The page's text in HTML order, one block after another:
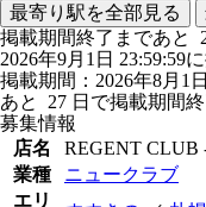
最寄り駅を全部見る
掲載期間終了まであと
2026年9月1日 23:59:59
掲載期間：2026年8月1
あと 27 日で掲載期間
募集情報
店名
REGENT CLUB
業種
ニュークラブ
エリ